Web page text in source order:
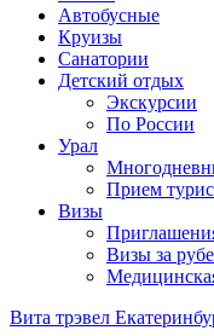
Автобусные
Круизы
Санатории
Детский отдых
Экскурсии
По России
Урал
Прием
Визы
Визы за
Вита трэвел